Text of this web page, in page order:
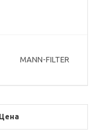
MANN-FILTER
Цена